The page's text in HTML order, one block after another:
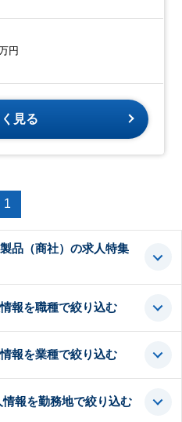
円
見る
1
品（商社）の求人特集
報を職種で絞り込む
報を業種で絞り込む
報を勤務地で絞り込む